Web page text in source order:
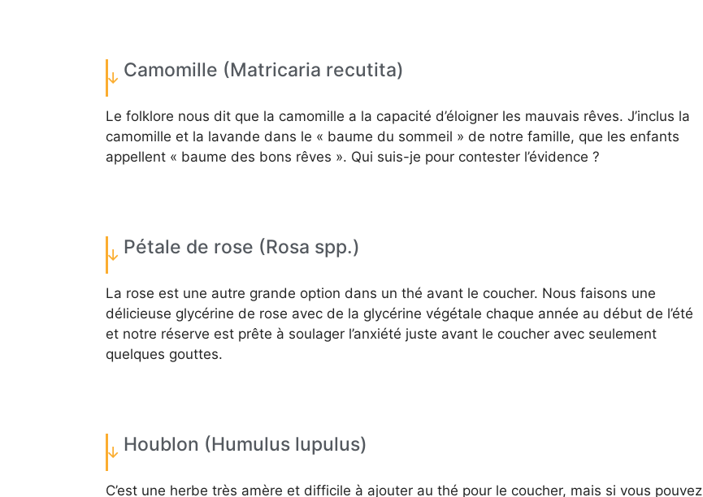
Camomille (Matricaria recutita)
Le folklore nous dit que la camomille a la capacité d’éloigner les mauvais rêves. J’inclus la
camomille et la lavande dans le « baume du sommeil » de notre famille, que les enfants
appellent « baume des bons rêves ». Qui suis-je pour contester l’évidence ?
Pétale de rose (Rosa spp.)
La rose est une autre grande option dans un thé avant le coucher. Nous faisons une
délicieuse glycérine de rose avec de la glycérine végétale chaque année au début de l’été
et notre réserve est prête à soulager l’anxiété juste avant le coucher avec seulement
quelques gouttes.
Houblon (Humulus lupulus)
C’est une herbe très amère et difficile à ajouter au thé pour le coucher, mais si vous pouvez